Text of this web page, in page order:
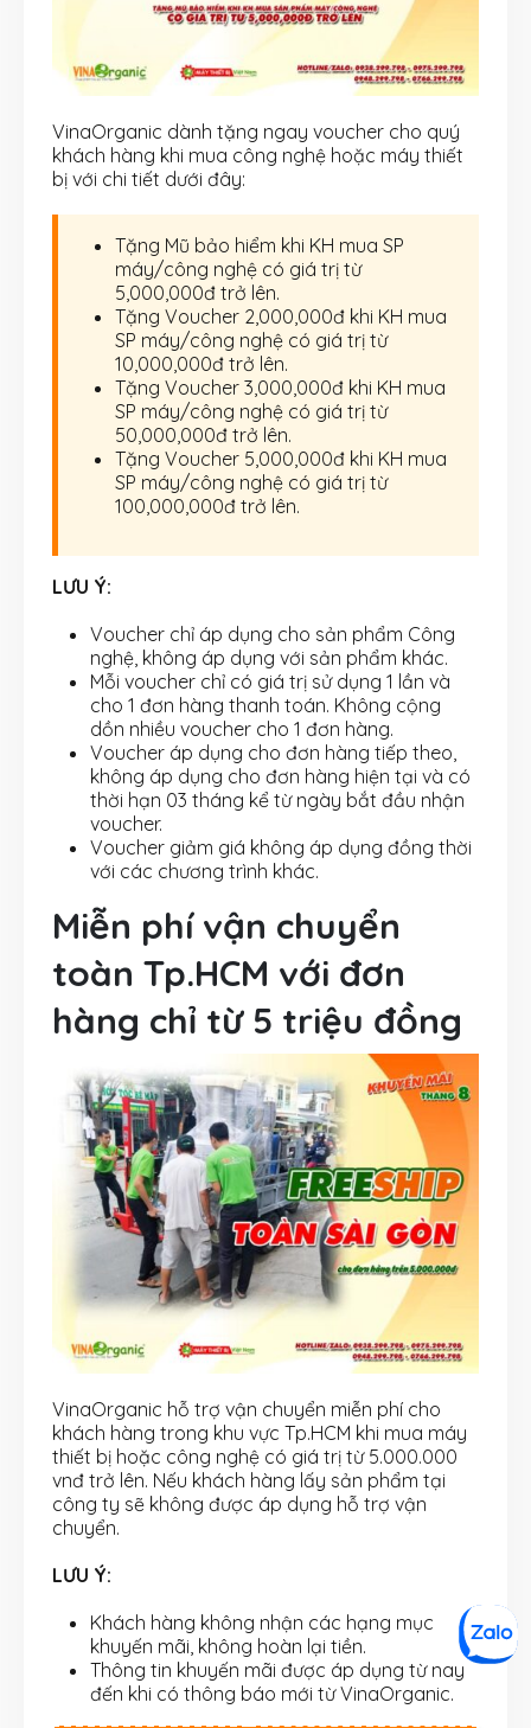
VinaOrganic dành tặng ngay voucher cho quý
khách hàng khi mua công nghệ hoặc máy thiết
bị với chi tiết dưới đây:
Tặng Mũ bảo hiểm khi KH mua SP
máy/công nghệ có giá trị từ
5,000,000đ trở lên.
Tặng Voucher 2,000,000đ khi KH mua
SP máy/công nghệ có giá trị từ
10,000,000đ trở lên.
Tặng Voucher 3,000,000đ khi KH mua
SP máy/công nghệ có giá trị từ
50,000,000đ trở lên.
Tặng Voucher 5,000,000đ khi KH mua
SP máy/công nghệ có giá trị từ
100,000,000đ trở lên.
LƯU Ý:
Voucher chỉ áp dụng cho sản phẩm Công
nghệ, không áp dụng với sản phẩm khác.
Mỗi voucher chỉ có giá trị sử dụng 1 lần và
cho 1 đơn hàng thanh toán. Không cộng
dồn nhiều voucher cho 1 đơn hàng.
Voucher áp dụng cho đơn hàng tiếp theo,
không áp dụng cho đơn hàng hiện tại và có
thời hạn 03 tháng kể từ ngày bắt đầu nhận
voucher.
Voucher giảm giá không áp dụng đồng thời
với các chương trình khác.
Miễn phí vận chuyển
toàn Tp.HCM với đơn
hàng chỉ từ 5 triệu đồng
VinaOrganic hỗ trợ vận chuyển miễn phí cho
khách hàng trong khu vực Tp.HCM khi mua máy
thiết bị hoặc công nghệ có giá trị từ 5.000.000
vnđ trở lên. Nếu khách hàng lấy sản phẩm tại
công ty sẽ không được áp dụng hỗ trợ vận
chuyển.
LƯU Ý:
Khách hàng không nhận các hạng mục
khuyến mãi, không hoàn lại tiền.
Thông tin khuyến mãi được áp dụng từ nay
đến khi có thông báo mới từ VinaOrganic.